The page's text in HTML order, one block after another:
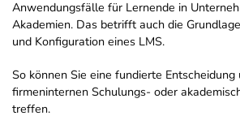
Anwendungsfälle für Lernende in
Akademien. Das betrifft auch die
und Konfiguration eines LMS.
So können Sie eine fundierte Entscheidung
firmeninternen Schulungs- oder
treffen.